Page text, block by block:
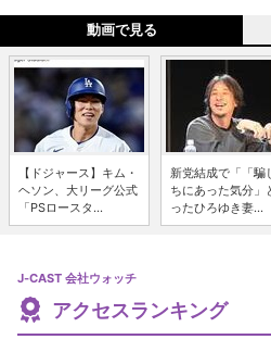
動画で見る
【ドジャース】キム・
ヘソン、大リーグ公式
「PSロースタ...
新党結成で「「騙
ちにあった気分」
ったひろゆき妻...
J-CAST 会社ウォッチ
アクセスランキング